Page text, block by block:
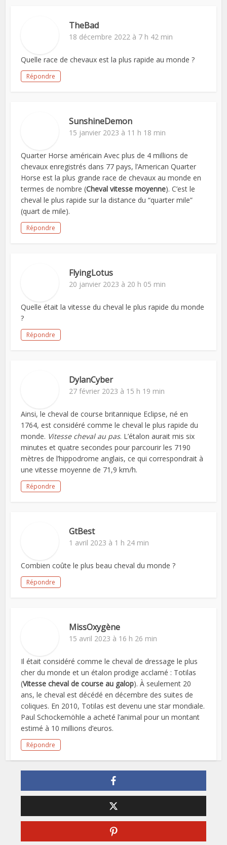
TheBad
18 décembre 2022 à 7 h 42 min
Quelle race de chevaux est la plus rapide au monde ?
Répondre
SunshineDemon
15 janvier 2023 à 11 h 18 min
Quarter Horse américain Avec plus de 4 millions de
chevaux enregistrés dans 77 pays, l’American Quarter
Horse est la plus grande race de chevaux au monde en
termes de nombre (Cheval vitesse moyenne). C’est le
cheval le plus rapide sur la distance du “quarter mile”
(quart de mile).
Répondre
FlyingLotus
20 janvier 2023 à 20 h 05 min
Quelle était la vitesse du cheval le plus rapide du monde
?
Répondre
DylanCyber
27 février 2023 à 15 h 19 min
Ainsi, le cheval de course britannique Eclipse, né en
1764, est considéré comme le cheval le plus rapide du
monde. Vitesse cheval au pas. L’étalon aurait mis six
minutes et quatre secondes pour parcourir les 7190
mètres de l’hippodrome anglais, ce qui correspondrait à
une vitesse moyenne de 71,9 km/h.
Répondre
GtBest
1 avril 2023 à 1 h 24 min
Combien coûte le plus beau cheval du monde ?
Répondre
MissOxygène
15 avril 2023 à 16 h 26 min
Il était considéré comme le cheval de dressage le plus
cher du monde et un étalon prodige acclamé : Totilas
(Vitesse cheval de course au galop). À seulement 20
ans, le cheval est décédé en décembre des suites de
coliques. En 2010, Totilas est devenu une star mondiale.
Paul Schockemöhle a acheté l’animal pour un montant
estimé à 10 millions d’euros.
Répondre